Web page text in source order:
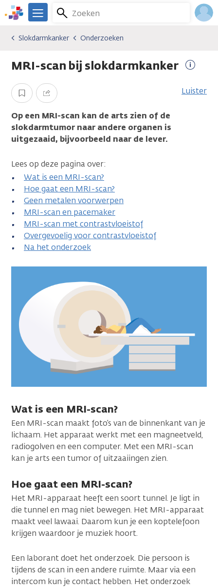
Overslaan
en
gaan
We
er
je.
Zoeken
Menu
Kankersoorten
Slokdarmkanker
Onderzoeken
Slokdarmkanker Onderzoeken
MRI-scan bij slokdarmkanker
Opslaan Delen Luister
Op een MRI-scan kan de arts zien of de
slokdarmtumor naar andere organen is
uitgezaaid, bijvoorbeeld naar de lever.
Lees op deze pagina over:
Wat is een MRI-scan?
Hoe gaat een MRI-scan?
Geen metalen voorwerpen
MRI-scan en pacemaker
MRI-scan met contrastvloeistof
Overgevoelig voor contrastvloeistof
Na het onderzoek
Wat is een MRI-scan?
Een MRI-scan maakt foto’s van de binnenkant van je
lichaam. Het apparaat werkt met een magneetveld,
radiogolven en een computer. Met een MRI-scan
kan je arts een tumor of uitzaaiingen zien.
Hoe gaat een MRI-scan?
Het MRI-apparaat heeft een soort tunnel. Je ligt in
die tunnel en mag niet bewegen. Het MRI-apparaat
maakt veel lawaai. Daarom kun je een koptelefoon
krijgen waardoor je muziek hoort.
Een laborant doet het onderzoek. Die persoon is
tijdens de scan in een andere ruimte. Maar via een
intercom kun je contact hebben. Het onderzoek